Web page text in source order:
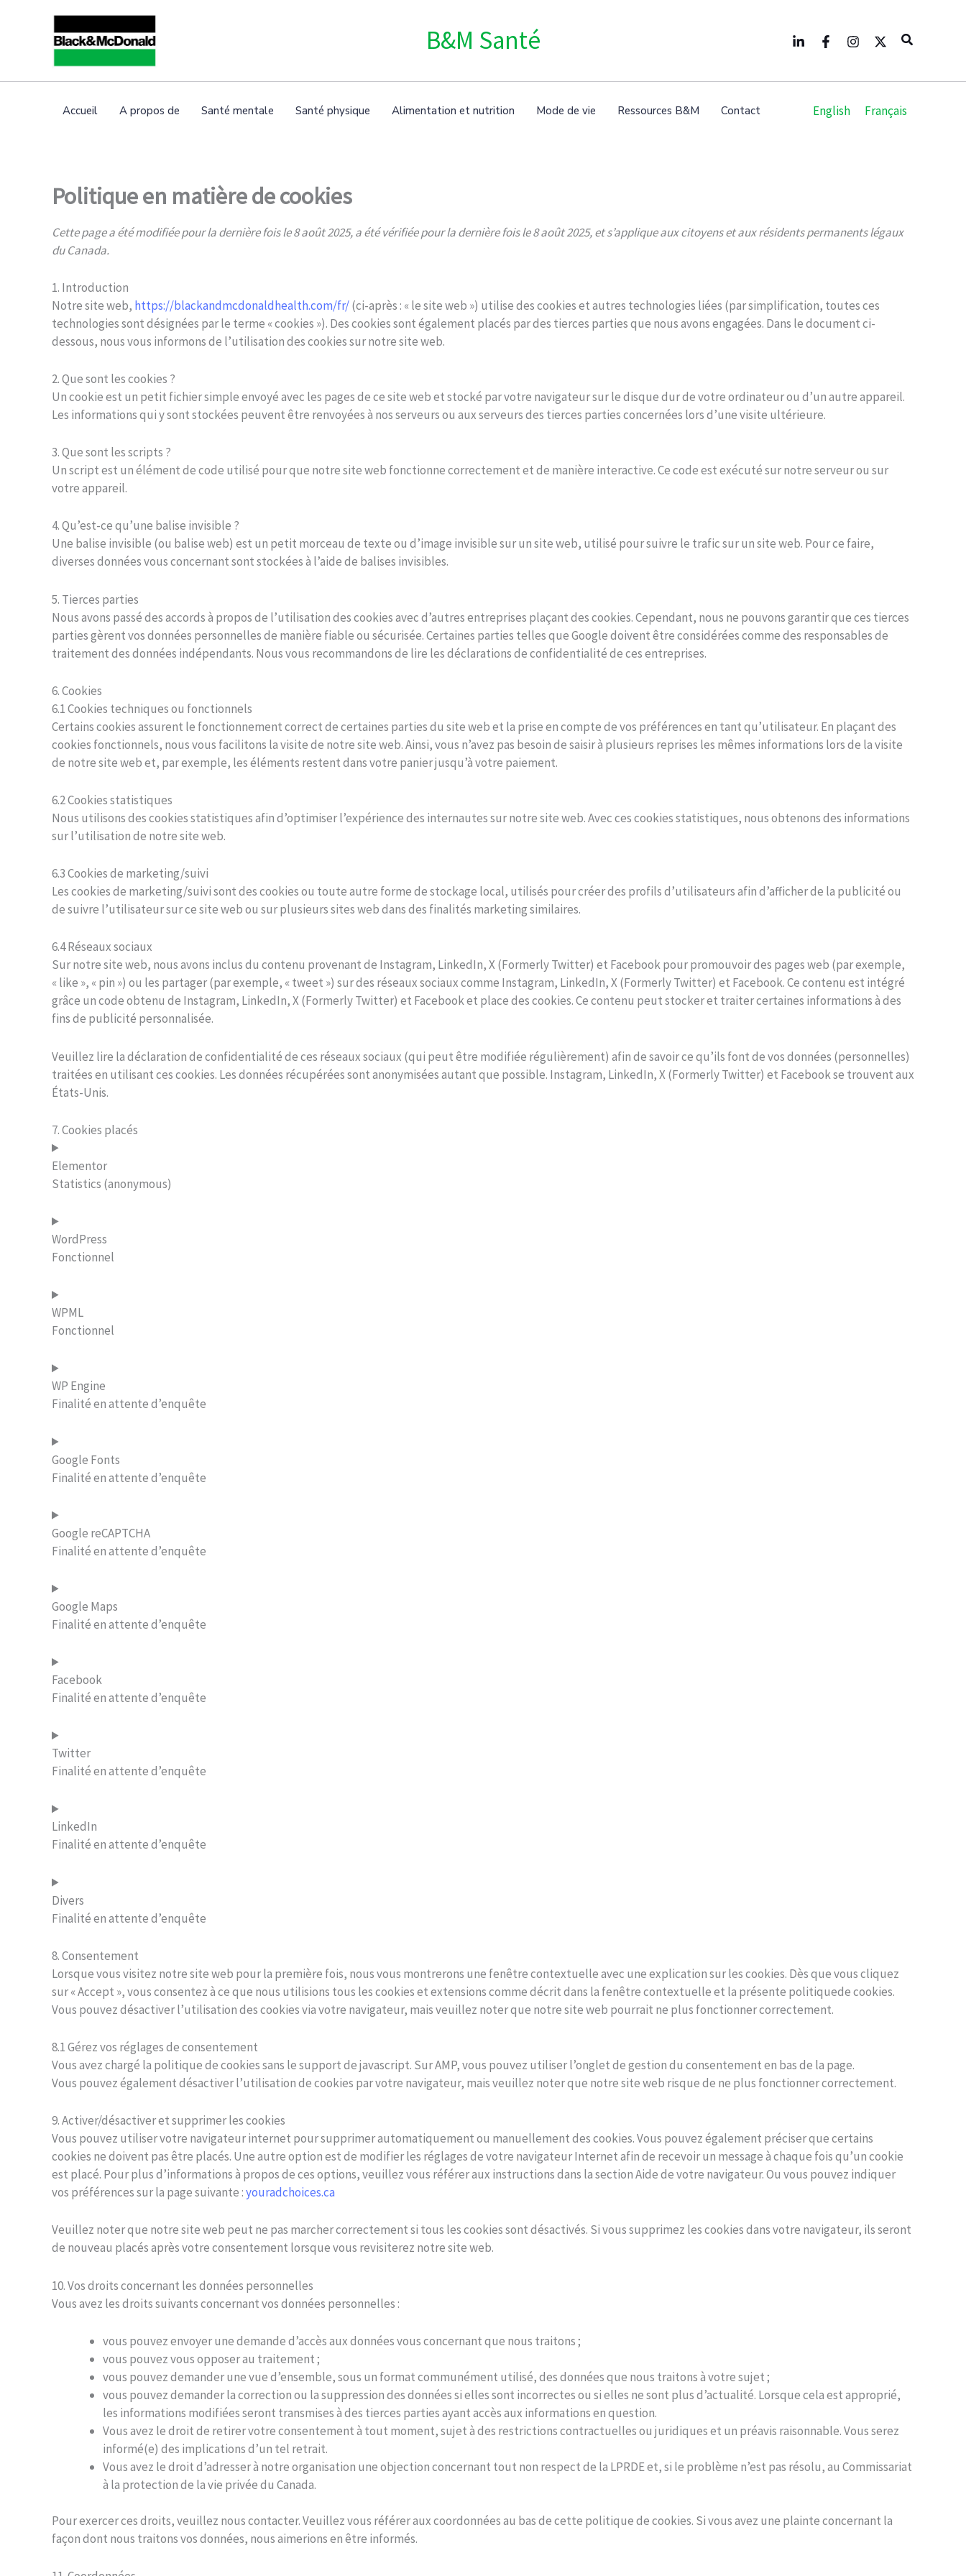
B&M Santé Search
Accueil A propos de Santé mentale Santé physique Alimentation et nutrition Mode de vie Ressources B&M Contact English Français
Politique en matière de cookies
Cette page a été modifiée pour la dernière fois le 8 août 2025, a été vérifiée pour la dernière fois le 8 août 2025, et s’applique aux citoyens et aux résidents permanents légaux
du Canada.
1. Introduction
Notre site web, https://blackandmcdonaldhealth.com/fr/(ci-après : « le site web ») utilise des cookies et autres technologies liées (par simplification, toutes ces
technologies sont désignées par le terme « cookies »). Des cookies sont également placés par des tierces parties que nous avons engagées. Dans le document ci-
dessous, nous vous informons de l’utilisation des cookies sur notre site web.
2. Que sont les cookies ?
Un cookie est un petit fichier simple envoyé avec les pages de ce site web et stocké par votre navigateur sur le disque dur de votre ordinateur ou d’un autre appareil.
Les informations qui y sont stockées peuvent être renvoyées à nos serveurs ou aux serveurs des tierces parties concernées lors d’une visite ultérieure.
3. Que sont les scripts ?
Un script est un élément de code utilisé pour que notre site web fonctionne correctement et de manière interactive. Ce code est exécuté sur notre serveur ou sur
votre appareil.
4. Qu’est-ce qu’une balise invisible ?
Une balise invisible (ou balise web) est un petit morceau de texte ou d’image invisible sur un site web, utilisé pour suivre le trafic sur un site web. Pour ce faire,
diverses données vous concernant sont stockées à l’aide de balises invisibles.
5. Tierces parties
Nous avons passé des accords à propos de l’utilisation des cookies avec d’autres entreprises plaçant des cookies. Cependant, nous ne pouvons garantir que ces tierces
parties gèrent vos données personnelles de manière fiable ou sécurisée. Certaines parties telles que Google doivent être considérées comme des responsables de
traitement des données indépendants. Nous vous recommandons de lire les déclarations de confidentialité de ces entreprises.
6. Cookies
6.1 Cookies techniques ou fonctionnels
Certains cookies assurent le fonctionnement correct de certaines parties du site web et la prise en compte de vos préférences en tant qu’utilisateur. En plaçant des
cookies fonctionnels, nous vous facilitons la visite de notre site web. Ainsi, vous n’avez pas besoin de saisir à plusieurs reprises les mêmes informations lors de la visite
de notre site web et, par exemple, les éléments restent dans votre panier jusqu’à votre paiement.
6.2 Cookies statistiques
Nous utilisons des cookies statistiques afin d’optimiser l’expérience des internautes sur notre site web. Avec ces cookies statistiques, nous obtenons des informations
sur l’utilisation de notre site web.
6.3 Cookies de marketing/suivi
Les cookies de marketing/suivi sont des cookies ou toute autre forme de stockage local, utilisés pour créer des profils d’utilisateurs afin d’afficher de la publicité ou
de suivre l’utilisateur sur ce site web ou sur plusieurs sites web dans des finalités marketing similaires.
6.4 Réseaux sociaux
Sur notre site web, nous avons inclus du contenu provenant de Instagram, LinkedIn, X (Formerly Twitter) et Facebook pour promouvoir des pages web (par exemple,
« like », « pin ») ou les partager (par exemple, « tweet ») sur des réseaux sociaux comme Instagram, LinkedIn, X (Formerly Twitter) et Facebook. Ce contenu est intégré
grâce un code obtenu de Instagram, LinkedIn, X (Formerly Twitter) et Facebook et place des cookies. Ce contenu peut stocker et traiter certaines informations à des
fins de publicité personnalisée.
Veuillez lire la déclaration de confidentialité de ces réseaux sociaux (qui peut être modifiée régulièrement) afin de savoir ce qu’ils font de vos données (personnelles)
traitées en utilisant ces cookies. Les données récupérées sont anonymisées autant que possible. Instagram, LinkedIn, X (Formerly Twitter) et Facebook se trouvent aux
États-Unis.
7. Cookies placés
Elementor
Statistics (anonymous)
service
elementor
WordPress
Fonctionnel
service
wordpress
WPML
Fonctionnel
service
wpml
WP Engine
Finalité en attente d’enquête
service
wp-
engine
Google Fonts
Finalité en attente d’enquête
service
google-
fonts
Google reCAPTCHA
Finalité en attente d’enquête
service
google-
recaptcha
Google Maps
Finalité en attente d’enquête
service
google-
maps
Facebook
Finalité en attente d’enquête
service
facebook
Twitter
Finalité en attente d’enquête
service
twitter
LinkedIn
Finalité en attente d’enquête
service
linkedin
Divers
Finalité en attente d’enquête
service
divers
8. Consentement
Lorsque vous visitez notre site web pour la première fois, nous vous montrerons une fenêtre contextuelle avec une explication sur les cookies. Dès que vous cliquez
sur « Accept », vous consentez à ce que nous utilisions tous les cookies et extensions comme décrit dans la fenêtre contextuelle et la présente politiquede cookies.
Vous pouvez désactiver l’utilisation des cookies via votre navigateur, mais veuillez noter que notre site web pourrait ne plus fonctionner correctement.
8.1 Gérez vos réglages de consentement
Vous avez chargé la politique de cookies sans le support de javascript. Sur AMP, vous pouvez utiliser l’onglet de gestion du consentement en bas de la page.
Vous pouvez également désactiver l’utilisation de cookies par votre navigateur, mais veuillez noter que notre site web risque de ne plus fonctionner correctement.
9. Activer/désactiver et supprimer les cookies
Vous pouvez utiliser votre navigateur internet pour supprimer automatiquement ou manuellement des cookies. Vous pouvez également préciser que certains
cookies ne doivent pas être placés. Une autre option est de modifier les réglages de votre navigateur Internet afin de recevoir un message à chaque fois qu’un cookie
est placé. Pour plus d’informations à propos de ces options, veuillez vous référer aux instructions dans la section Aide de votre navigateur. Ou vous pouvez indiquer
vos préférences sur la page suivante :youradchoices.ca
Veuillez noter que notre site web peut ne pas marcher correctement si tous les cookies sont désactivés. Si vous supprimez les cookies dans votre navigateur, ils seront
de nouveau placés après votre consentement lorsque vous revisiterez notre site web.
10. Vos droits concernant les données personnelles
Vous avez les droits suivants concernant vos données personnelles :
vous pouvez envoyer une demande d’accès aux données vous concernant que nous traitons ;
vous pouvez vous opposer au traitement ;
vous pouvez demander une vue d’ensemble, sous un format communément utilisé, des données que nous traitons à votre sujet ;
vous pouvez demander la correction ou la suppression des données si elles sont incorrectes ou si elles ne sont plus d’actualité. Lorsque cela est approprié,
les informations modifiées seront transmises à des tierces parties ayant accès aux informations en question.
Vous avez le droit de retirer votre consentement à tout moment, sujet à des restrictions contractuelles ou juridiques et un préavis raisonnable. Vous serez
informé(e) des implications d’un tel retrait.
Vous avez le droit d’adresser à notre organisation une objection concernant tout non respect de la LPRDE et, si le problème n’est pas résolu, au Commissariat
à la protection de la vie privée du Canada.
Pour exercer ces droits, veuillez nous contacter. Veuillez vous référer aux coordonnées au bas de cette politique de cookies. Si vous avez une plainte concernant la
façon dont nous traitons vos données, nous aimerions en être informés.